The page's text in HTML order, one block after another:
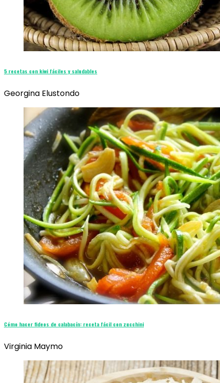
5 recetas con kiwi fáciles y saludables
Georgina Elustondo
Cómo hacer fideos de calabacín: receta fácil con zucchini
Virginia Maymo